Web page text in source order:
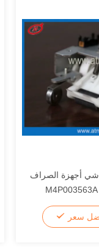
أجهزة الصراف
الآلي وتس-سكربر أسي M4P003563A
سعر